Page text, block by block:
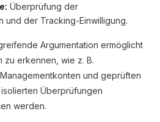
Überprüfung der
und der Tracking-Einwilligung.
Argumentation ermöglicht
zu erkennen, wie z. B.
und geprüften
Überprüfungen
werden.